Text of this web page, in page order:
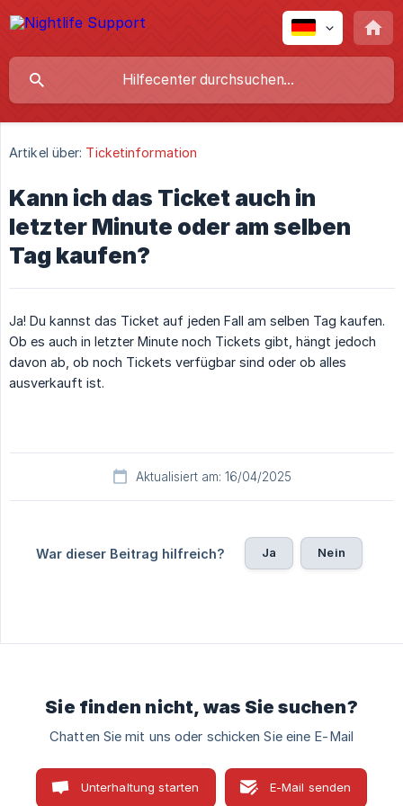
Artikel über: Ticketinformation
Kann ich das Ticket auch in
letzter Minute oder am selben
Tag kaufen?
Ja! Du kannst das Ticket auf jeden Fall am selben Tag kaufen.
Ob es auch in letzter Minute noch Tickets gibt, hängt jedoch
davon ab, ob noch Tickets verfügbar sind oder ob alles
ausverkauft ist.
Aktualisiert am: 16/04/2025
War dieser Beitrag hilfreich? Ja Nein
Sie finden nicht, was Sie suchen?
Chatten Sie mit uns oder schicken Sie eine E-Mail
Unterhaltung starten E-Mail senden